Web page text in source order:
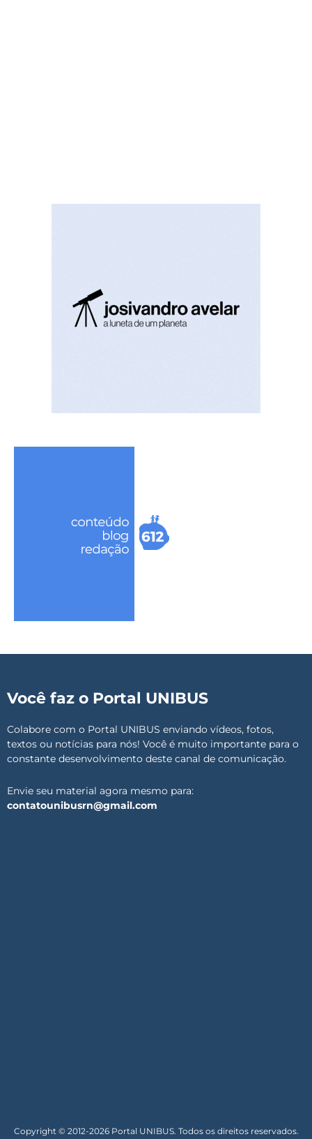
Você faz o Portal UNIBUS
Colabore com o Portal UNIBUS enviando vídeos, fotos,
textos ou notícias para nós! Você é muito importante para o
constante desenvolvimento deste canal de comunicação.
Envie seu material agora mesmo para:
contatounibusrn@gmail.com
Copyright © 2012-2026 Portal UNIBUS. Todos os direitos reservados.